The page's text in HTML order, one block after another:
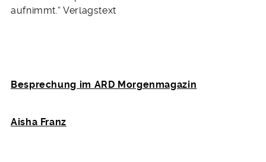
aufnimmt.“ Verlagstext
Besprechung im ARD Morgenmagazin
Aisha Franz